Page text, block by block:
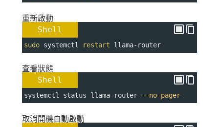
重新啟動
Shell
sudo systemctl restart llama-router
查看狀態
Shell
systemctl status llama-router --no-pager
取消開機自動啟動